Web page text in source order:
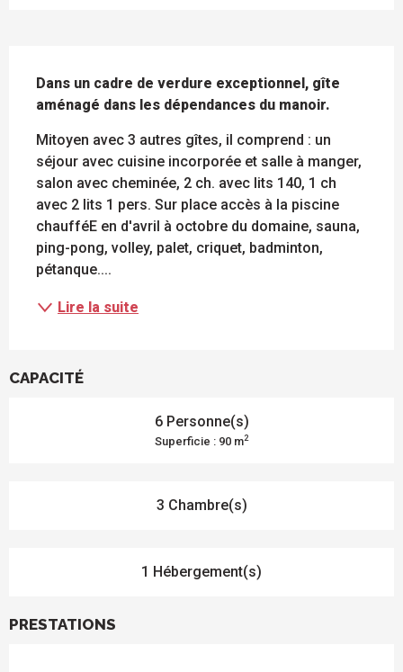
Dans un cadre de verdure exceptionnel, gîte
aménagé dans les dépendances du manoir.
Mitoyen avec 3 autres gîtes, il comprend : un
séjour avec cuisine incorporée et salle à manger,
salon avec cheminée, 2 ch. avec lits 140, 1 ch
avec 2 lits 1 pers. Sur place accès à la piscine
chaufféE en d'avril à octobre du domaine, sauna,
ping-pong, volley, palet, criquet, badminton,
pétanque....
Lire la suite
CAPACITÉ
6 Personne(s)
Superficie : 90 m2
3 Chambre(s)
1 Hébergement(s)
PRESTATIONS